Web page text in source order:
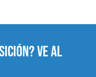
VE AL